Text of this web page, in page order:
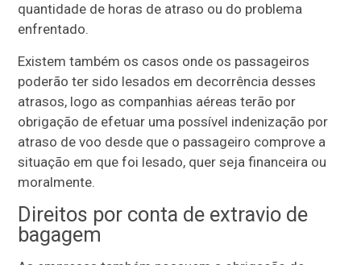
quantidade de horas de atraso ou do problema
enfrentado.
Existem também os casos onde os passageiros
poderão ter sido lesados em decorrência desses
atrasos, logo as companhias aéreas terão por
obrigação de efetuar uma possível indenização por
atraso de voo desde que o passageiro comprove a
situação em que foi lesado, quer seja financeira ou
moralmente.
Direitos por conta de extravio de
bagagem